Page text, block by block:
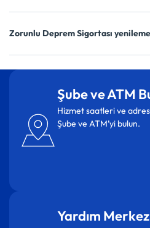
Zorunlu Deprem Sigortası yenileme
Şube ve ATM
Hizmet saatleri ve
Şube ve ATM’yi bulun.
Yardım